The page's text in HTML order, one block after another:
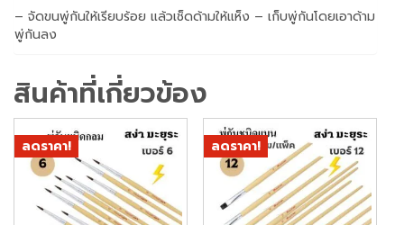
– จัดขนพู่กันให้เรียบร้อย แล้วเช็ดด้ามให้แห็ง – เก็บพู่กันโดยเอาด้าม
พู่กันลง
สินค้าที่เกี่ยวข้อง
ลดราคา! ลดราคา!